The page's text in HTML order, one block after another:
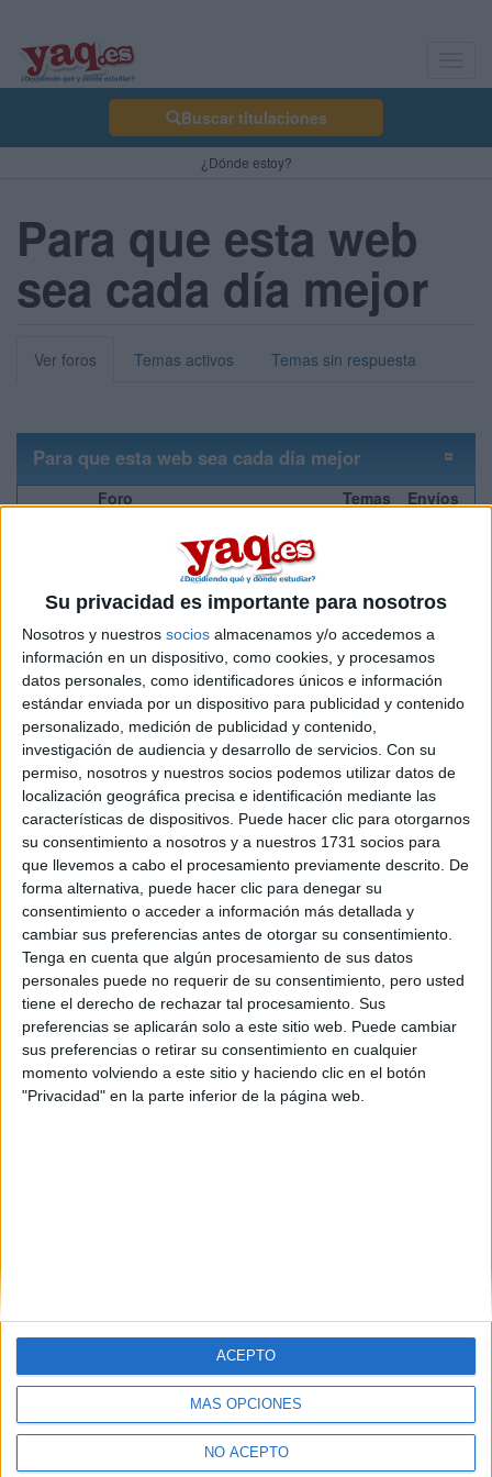
Su privacidad es importante para nosotros
Nosotros y nuestros socios almacenamos y/o accedemos a
información en un dispositivo, como cookies, y procesamos
datos personales, como identificadores únicos e información
estándar enviada por un dispositivo para publicidad y contenido
personalizado, medición de publicidad y contenido,
investigación de audiencia y desarrollo de servicios. Con su
permiso, nosotros y nuestros socios podemos utilizar datos de
localización geográfica precisa e identificación mediante las
características de dispositivos. Puede hacer clic para otorgarnos
su consentimiento a nosotros y a nuestros 1731 socios para
que llevemos a cabo el procesamiento previamente descrito. De
forma alternativa, puede hacer clic para denegar su
consentimiento o acceder a información más detallada y
cambiar sus preferencias antes de otorgar su consentimiento.
Tenga en cuenta que algún procesamiento de sus datos
personales puede no requerir de su consentimiento, pero usted
tiene el derecho de rechazar tal procesamiento. Sus
preferencias se aplicarán solo a este sitio web. Puede cambiar
sus preferencias o retirar su consentimiento en cualquier
momento volviendo a este sitio y haciendo clic en el botón
"Privacidad" en la parte inferior de la página web.
MÁS OPCIONES
NO ACEPTO
ACEPTO
Buscar titulaciones
¿Dónde estoy?
Para que esta web
sea cada día mejor
Ver foros Temas activos Temas sin respuesta
Para que esta web sea cada día mejor
Icono Foro Temas Envíos
No hay nuevos
Aprovechando el lema de un
conocido banco, "¡Queremos ser
tu web!". Cuéntanos aquí tus
sugerencias en cuanto a
contenidos o funcionalidad, y
puedes estar seguro de que los
tendremos en cuenta.
143 322
No hay nuevos
Soporte técnico
Si tienes problemas con alguna
parte de esta web, cuéntanos.
Estamos aquí para resolverlos.
32
Posts nuevos No hay entradas nuevas
¿Qué está pasando?
Usuarios activos actualmente: 3 (0 usuarios y 3 visitantes)
Estadísticas
Temas: 7875, Envíos: 30238, Usuarios: 122977
Bienvenidos nuestros miembros más recientes:
1083.Moreno, mchiempre, RichardAc, Criscamcas, Salma
Quiénes somos|Contactar|Anúnciate
Politica de privacidad|Condiciones generales
de cookies